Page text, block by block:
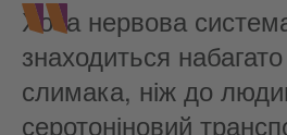
Хоча нервова
знаходиться
слимака, ніж до
серотоніновий